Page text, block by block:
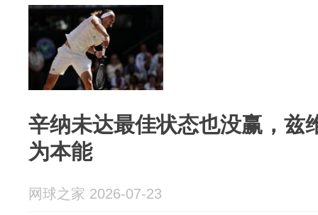
辛纳未达最佳状态也没赢，兹
为本能
网球之家 2026-07-23